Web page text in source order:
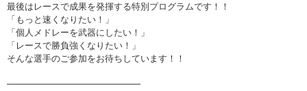
最後はレースで成果を発揮する特別プログラムです！！
「もっと速くなりたい！」
「個人メドレーを武器にしたい！」
「レースで勝負強くなりたい！」
そんな選手のご参加をお待ちしています！！
━━━━━━━━━━━━━━━